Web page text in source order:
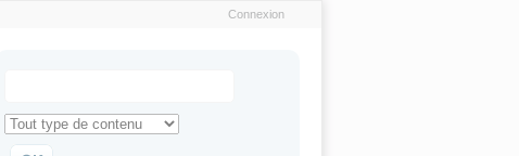
Connexion
Search for